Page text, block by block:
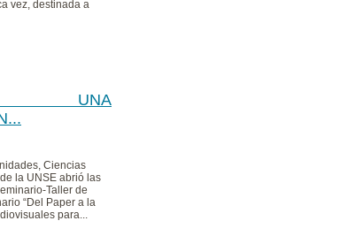
vez, destinada a
UNA
Ciencias
la UNSE abrió las
Taller de
“Del Paper a la
para...